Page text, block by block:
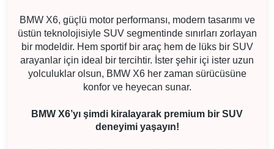
BMW X6, güçlü motor performansı, modern tasarımı ve
üstün teknolojisiyle SUV segmentinde sınırları zorlayan
bir modeldir. Hem sportif bir araç hem de lüks bir SUV
arayanlar için ideal bir tercihtir. İster şehir içi ister uzun
yolculuklar olsun, BMW X6 her zaman sürücüsüne
konfor ve heyecan sunar.
BMW X6’yı şimdi kiralayarak premium bir SUV
deneyimi yaşayın!